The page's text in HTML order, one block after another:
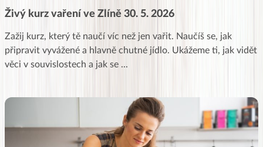
Živý kurz vaření ve Zlíně 30. 5. 2026
Zažij kurz, který tě naučí víc než jen vařit. Naučíš se, jak
připravit vyvážené a hlavně chutné jídlo. Ukážeme ti, jak vidět
věci v souvislostech a jak se ...